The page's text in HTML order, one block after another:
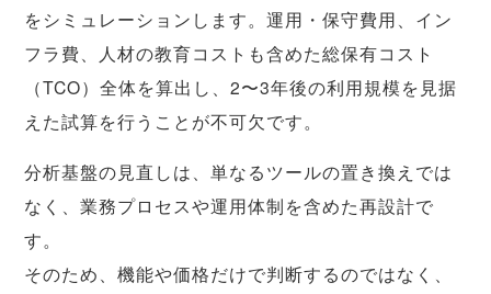
をシミュレーションします。運用・保守費用、イン
フラ費、人材の教育コストも含めた総保有コスト
（TCO）全体を算出し、2〜3年後の利用規模を見据
えた試算を行うことが不可欠です。
分析基盤の見直しは、単なるツールの置き換えでは
なく、業務プロセスや運用体制を含めた再設計で
す。
そのため、機能や価格だけで判断するのではなく、